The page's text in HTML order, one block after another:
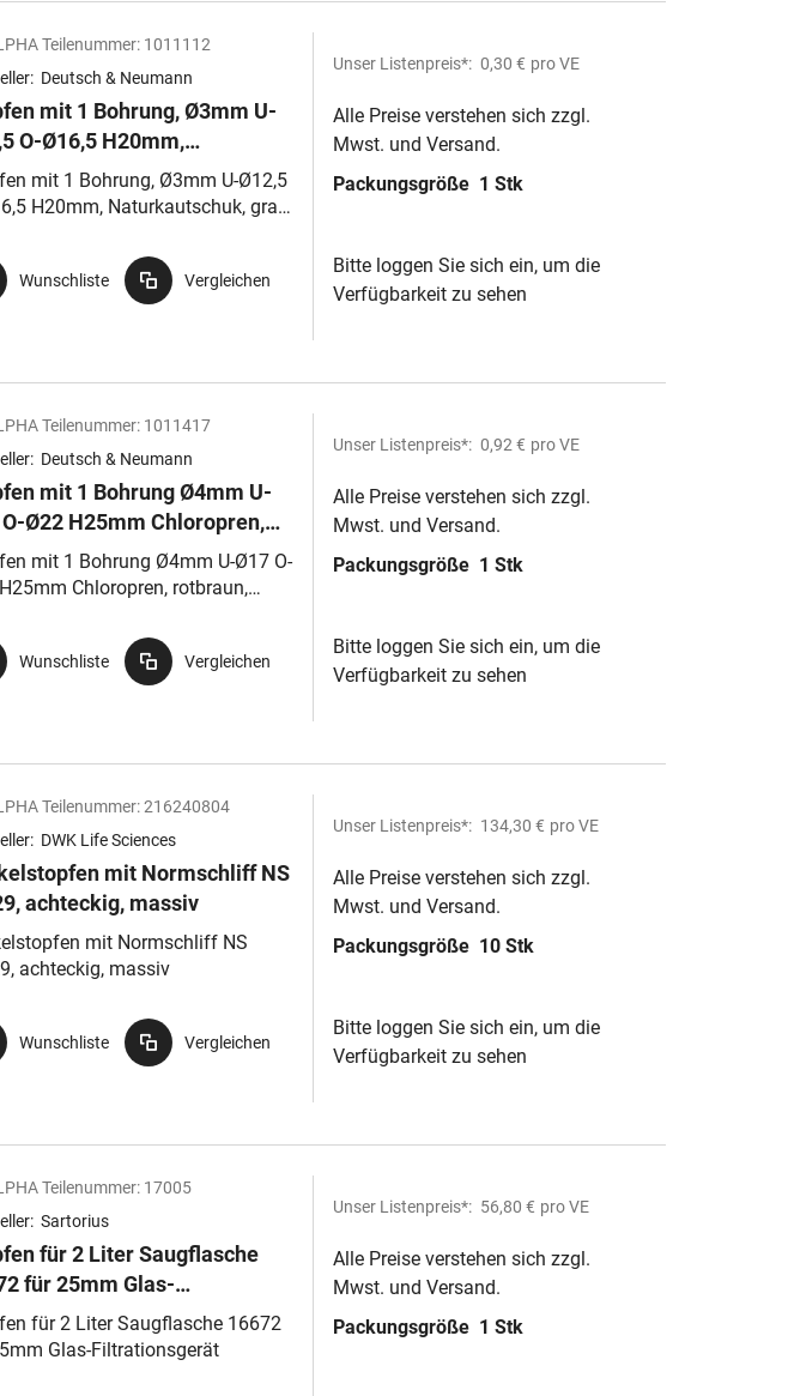
Teilenummer: 1011112
Deutsch & Neumann
mit 1 Bohrung, Ø3mm U-
O-Ø16,5 H20mm,
grau, Härte 40
A,
mit 1 Bohrung, Ø3mm U-Ø12,5
H20mm, Naturkautschuk, grau,
Wunschliste Vergleichen
Unser Listenpreis*: 0,30 € pro VE
Alle Preise verstehen sich zzgl.
Mwst. und Versand.
Packungsgröße 1 Stk
Bitte loggen Sie sich ein, um die
Verfügbarkeit zu sehen
Teilenummer: 1011417
Deutsch & Neumann
mit 1 Bohrung Ø4mm U-
Ø22 H25mm Chloropren,
Härte 4 Shore A, nach
mit 1 Bohrung Ø4mm U-Ø17 O-
Chloropren, rotbraun,
Wunschliste Vergleichen
Unser Listenpreis*: 0,92 € pro VE
Alle Preise verstehen sich zzgl.
Mwst. und Versand.
Packungsgröße 1 Stk
Bitte loggen Sie sich ein, um die
Verfügbarkeit zu sehen
Teilenummer:216240804
DWK Life Sciences
mit Normschliff NS
achteckig, massiv
mit Normschliff NS
achteckig, massiv
Wunschliste Vergleichen
Unser Listenpreis*: 134,30 € pro VE
Alle Preise verstehen sich zzgl.
Mwst. und Versand.
Packungsgröße 10 Stk
Bitte loggen Sie sich ein, um die
Verfügbarkeit zu sehen
Teilenummer: 17005
Sartorius
für 2 Liter Saugflasche
für 25mm Glas-
für 2 Liter Saugflasche 16672
Glas-Filtrationsgerät
Unser Listenpreis*: 56,80 € pro VE
Alle Preise verstehen sich zzgl.
Mwst. und Versand.
Packungsgröße 1 Stk